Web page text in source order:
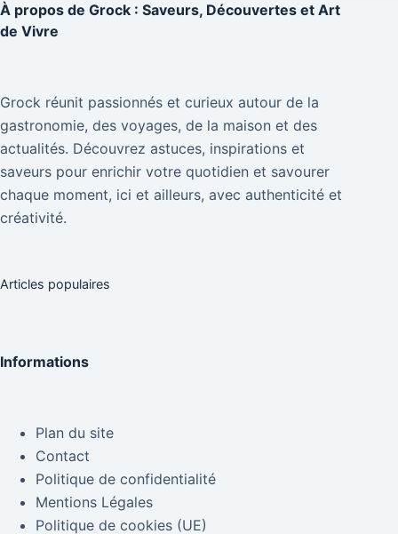
À propos de Grock : Saveurs, Découvertes et Art
de Vivre
Grock réunit passionnés et curieux autour de la
gastronomie, des voyages, de la maison et des
actualités. Découvrez astuces, inspirations et
saveurs pour enrichir votre quotidien et savourer
chaque moment, ici et ailleurs, avec authenticité et
créativité.
Articles populaires
Informations
Plan du site
Contact
Politique de confidentialité
Mentions Légales
Politique de cookies (UE)